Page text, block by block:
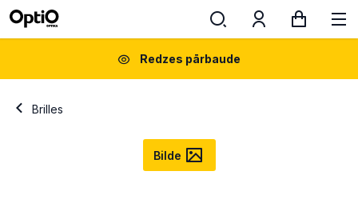
Redzes pārbaude
Brilles
Bilde